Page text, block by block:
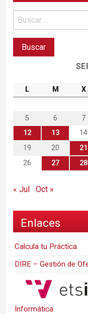
L M X
5
6 7
12
13 14
19
20 21
26
27 28
« Jul Oct »
Enlaces
Calcula tu Práctica
DIRE – Gestión de
Informática